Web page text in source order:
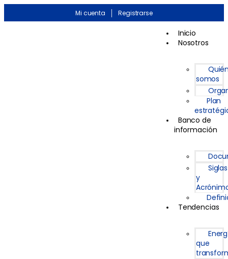
Mi cuenta Registrarse
Inicio
Nosotros
somos
Plan
Banco de
información
Siglas
y
Tendencias
que